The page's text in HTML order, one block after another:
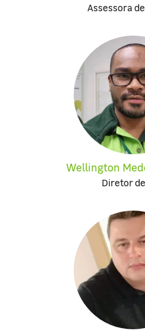
Assessora
Wellington
Diretor